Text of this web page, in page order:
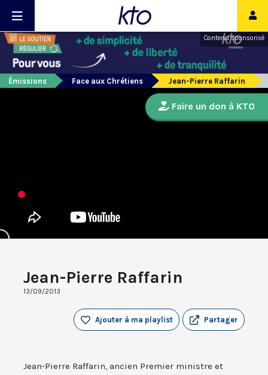
Contenu sponsorisé
Émissions Face aux Chrétiens Jean-Pierre Raffarin
Jean-Pierre Raffarin
13/09/2013
Partager
Ajouter à ma playlist
Jean-Pierre Raffarin, ancien Premier ministre et
Faire un don à KTO